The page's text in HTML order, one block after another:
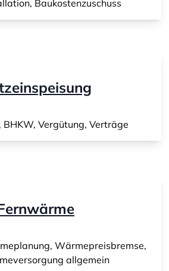
Baukostenzuschuss
BHKW, Vergütung, Verträge
Wärmepreisbremse,
allgemein